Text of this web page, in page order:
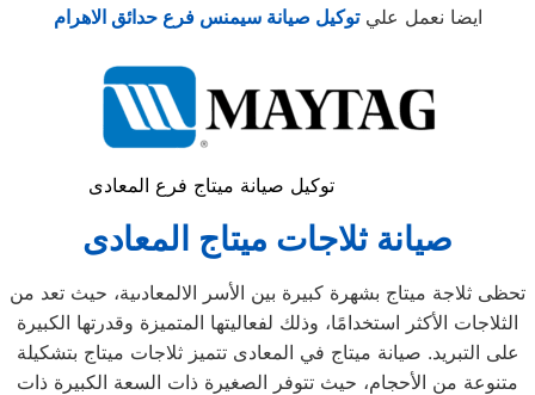
ايضا نعمل عليتوكيل صيانة سيمنس فرع حدائق الاهرام
توكيل صيانة ميتاج فرع المعادى
صيانة ثلاجات ميتاج المعادى
تحظى ثلاجة ميتاج بشهرة كبيرة بين الأسر الالمعادىية، حيث تعد من
الثلاجات الأكثر استخدامًا، وذلك لفعاليتها المتميزة وقدرتها الكبيرة
على التبريد. صيانة ميتاج في المعادى تتميز ثلاجات ميتاج بتشكيلة
متنوعة من الأحجام، حيث تتوفر الصغيرة ذات السعة الكبيرة ذات